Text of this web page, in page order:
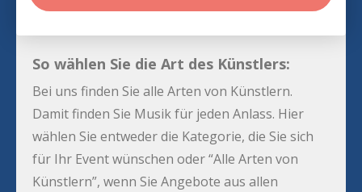
So wählen Sie die Art des Künstlers:
Bei uns finden Sie alle Arten von Künstlern.
Damit finden Sie Musik für jeden Anlass. Hier
wählen Sie entweder die Kategorie, die Sie sich
für Ihr Event wünschen oder “Alle Arten von
Künstlern”, wenn Sie Angebote aus allen